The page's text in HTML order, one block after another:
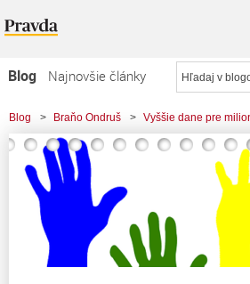
Blog
Najnovšie články
Najčítanejšie články
Najkomentovanejšie články
Zoznam blogov
Komerčné blogy
Blog > Braňo Ondruš > Vyššie dane pre